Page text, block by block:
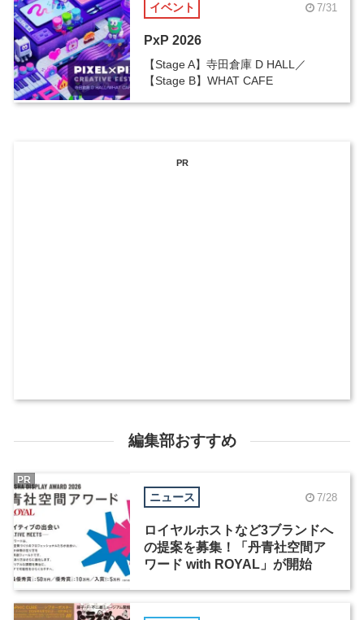
イベント 7/31
PxP 2026
【Stage A】寺田倉庫 D HALL／
【Stage B】WHAT CAFE
PR
編集部おすすめ
ニュース 7/28
ロイヤルホストなど3ブランドへ
の提案を募集！「丹青社空間ア
ワード with ROYAL」が開始
PR